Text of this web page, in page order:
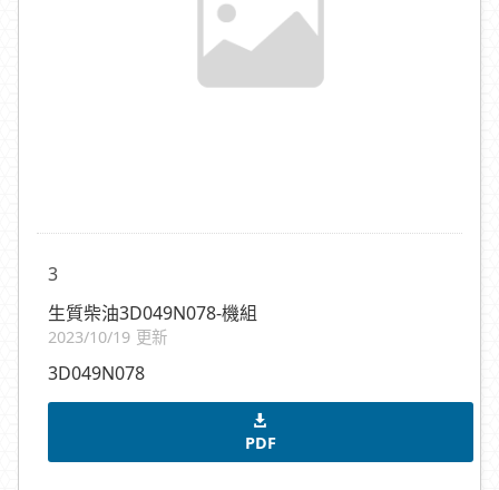
3
生質柴油3D049N078-機組
2023/10/19 更新
3D049N078
PDF